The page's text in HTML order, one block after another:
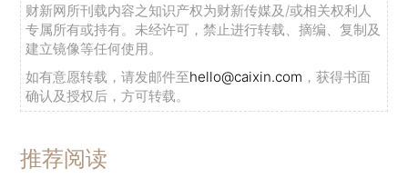
财新网所刊载内容之知识产权为财新传媒及/或相关权利人
专属所有或持有。未经许可，禁止进行转载、摘编、复制及
建立镜像等任何使用。
如有意愿转载，请发邮件至hello@caixin.com ，获得书面
确认及授权后，方可转载。
推荐阅读